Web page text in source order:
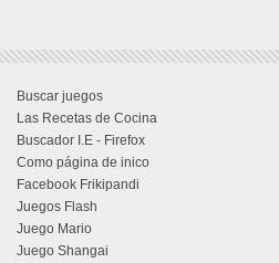
Buscar juegos
Las Recetas de Cocina
Buscador I.E - Firefox
Como página de inico
Facebook Frikipandi
Juegos Flash
Juego Mario
Juego Shangai